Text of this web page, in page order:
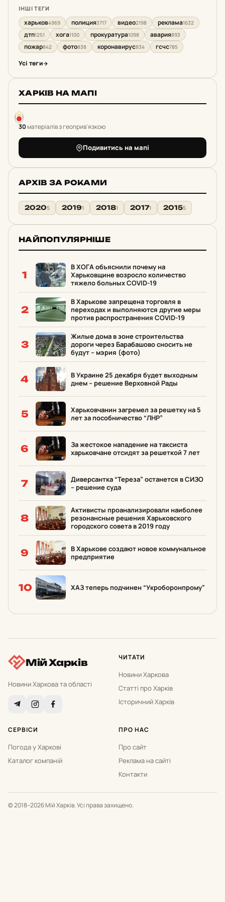
ІНШІ ТЕГИ
харьков4969 полиция3717 видео2198 реклама1632
дтп1251 хога1100 прокуратура1098 авария893
пожар842 фото838 коронавирус834 гсчс785
Усі теги
ХАРКІВ НА МАПІ
30матеріалів з геоприв'язкою
Подивитись на мапі
АРХІВ ЗА РОКАМИ
20205 20191 20181 20171 20155
НАЙПОПУЛЯРНІШЕ
1
В ХОГА объяснили почему на
Харьковщине возросло количество
тяжело больных COVID-19
2
В Харькове запрещена торговля в
переходах и выполняются другие меры
против распространения COVID-19
3
Жилые дома в зоне строительства
дороги через Барабашово сносить не
будут – мэрия (фото)
4
В Украине 25 декабря будет выходным
днем – решение Верховной Рады
5
Харьковчанин загремел за решетку на 5
лет за пособничество “ЛНР”
6
За жестокое нападение на таксиста
харьковчане отсидят за решеткой 7 лет
7
Диверсантка “Тереза” останется в СИЗО
– решение суда
8
Активисты проанализировали наиболее
резонансные решения Харьковского
городского совета в 2019 году
9
В Харькове создают новое коммунальное
предприятие
10 ХАЗ теперь подчинен “Укроборонпрому”
Мій Харків
Новини Харкова та області
ЧИТАТИ
Новини Харкова
Статті про Харків
Історичний Харків
СЕРВІСИ
Погода у Харкові
Каталог компаній
ПРО НАС
Про сайт
Реклама на сайті
Контакти
© 2018–2026 Мій Харків. Усі права захищено.